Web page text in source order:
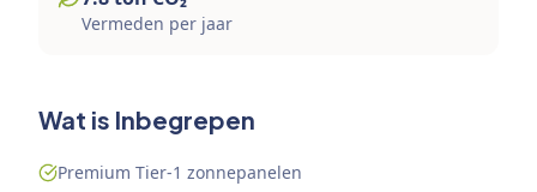
Vermeden per jaar
Wat is Inbegrepen
Premium Tier-1 zonnepanelen